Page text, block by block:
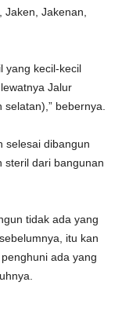
Jakenan,
yang kecil-kecil
Jalur
bebernya.
selesai dibangun
steril dari bangunan
tidak ada yang
itu kan
ada yang